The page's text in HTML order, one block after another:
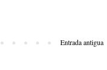
Entrada antigua